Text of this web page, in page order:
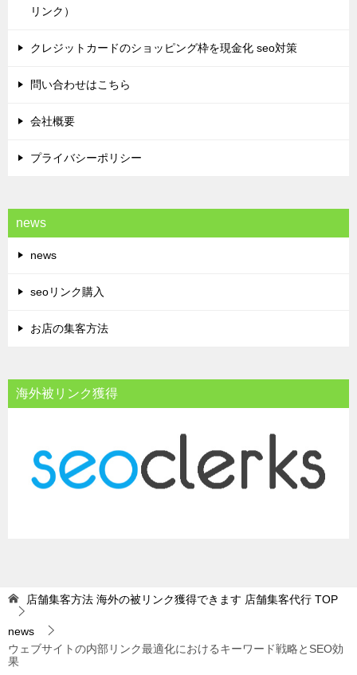
リンク）
クレジットカードのショッピング枠を現金化 seo対策
問い合わせはこちら
会社概要
プライバシーポリシー
news
news
seoリンク購入
お店の集客方法
海外被リンク獲得
店舗集客方法 海外の被リンク獲得できます 店舗集客代行 TOP
news
ウェブサイトの内部リンク最適化におけるキーワード戦略とSEO効
果